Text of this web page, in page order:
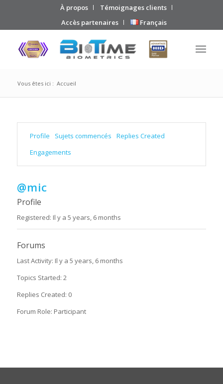
À propos
Témoignages clients
Accès partenaires
Français
Vous êtes ici : Accueil
Profile Sujets commencés
Replies Created
Engagements
@mic
Profile
Registered: Il y a 5 years, 6 months
Forums
Last Activity: Il y a 5 years, 6 months
Topics Started: 2
Replies Created: 0
Forum Role: Participant